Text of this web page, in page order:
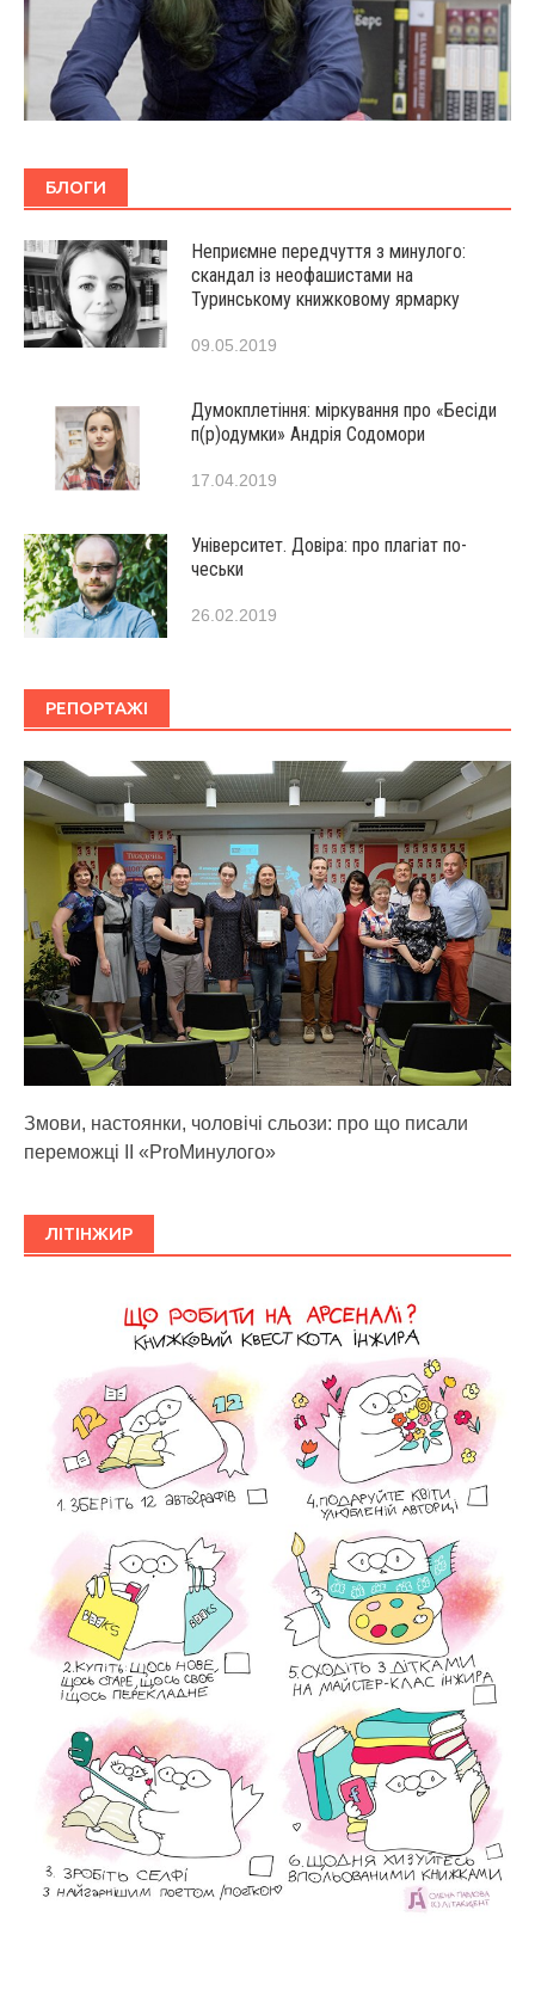
БЛОГИ
Неприємне передчуття з минулого:
скандал із неофашистами на
Туринському книжковому ярмарку
09.05.2019
Думокплетіння: міркування про «Бесіди
п(р)одумки» Андрія Содомори
17.04.2019
Університет. Довіра: про плагіат по-
чеськи
26.02.2019
РЕПОРТАЖІ
Змови, настоянки, чоловічі сльози: про що писали
переможці ІІ «ProМинулого»
ЛІТІНЖИР